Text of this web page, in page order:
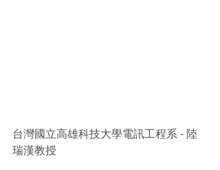
台灣國立高雄科技大學電訊工程系 - 陸
瑞漢教授